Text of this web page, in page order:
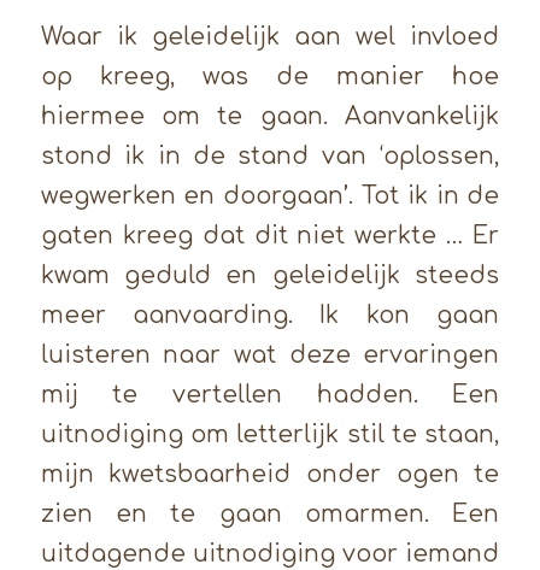
Waar ik geleidelijk aan wel invloed
op kreeg, was de manier hoe
hiermee om te gaan. Aanvankelijk
stond ik in de stand van ‘oplossen,
wegwerken en doorgaan’. Tot ik in de
gaten kreeg dat dit niet werkte … Er
kwam geduld en geleidelijk steeds
meer aanvaarding. Ik kon gaan
luisteren naar wat deze ervaringen
mij te vertellen hadden. Een
uitnodiging om letterlijk stil te staan,
mijn kwetsbaarheid onder ogen te
zien en te gaan omarmen. Een
uitdagende uitnodiging voor iemand